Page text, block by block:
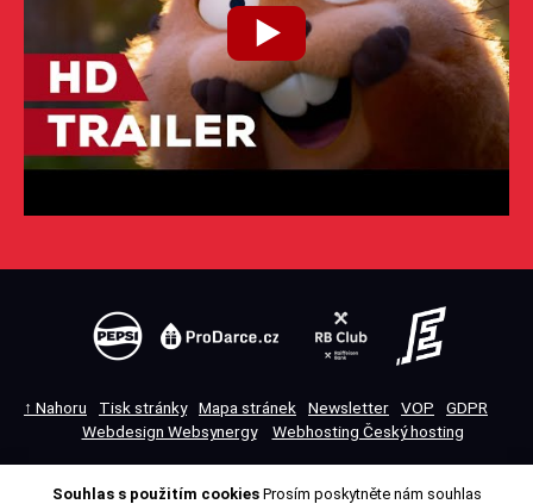
↑ Nahoru Tisk stránky Mapa stránek Newsletter VOP
GDPR
Webdesign Websynergy
Webhosting Český hosting
Souhlas s použitím cookiesProsím poskytněte nám souhlas